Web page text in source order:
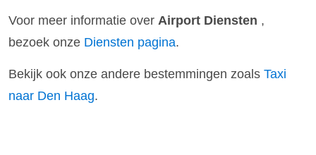
Voor meer informatie over Airport Diensten ,
bezoek onze Diensten pagina.
Bekijk ook onze andere bestemmingen zoals Taxi
naar Den Haag.